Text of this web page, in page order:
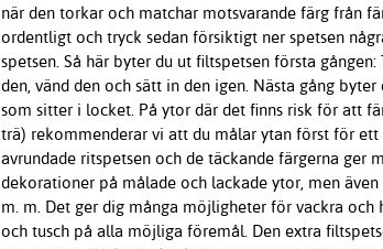
när den torkar och matchar motsvarande färg från
ordentligt och tryck sedan försiktigt ner spetsen
spetsen. Så här byter du ut filtspetsen första
den, vänd den och sätt in den igen. Nästa gång
som sitter i locket. På ytor där det finns risk för att
trä) rekommenderar vi att du målar ytan först för
avrundade ritspetsen och de täckande färgerna ger
dekorationer på målade och lackade ytor, men
m. m. Det ger dig många möjligheter för vackra
och tusch på alla möjliga föremål. Den extra